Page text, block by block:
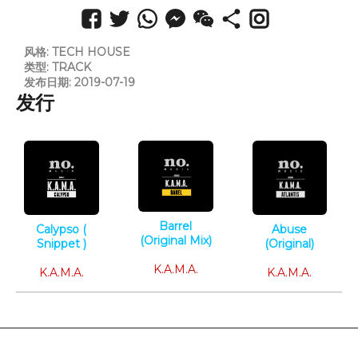
风格: TECH HOUSE
类型: TRACK
发布日期: 2019-07-19
发行
Calypso (
Snippet )
K.A.M.A.
Barrel
(Original Mix)
K.A.M.A.
Abuse
(Original)
K.A.M.A.